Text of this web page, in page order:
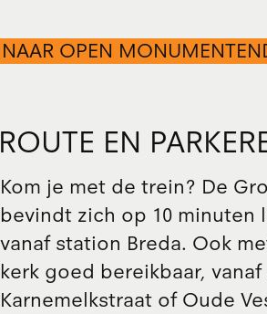
NAAR OPEN
EN
Kom je met de trein? De
bevindt zich op 10 minuten
vanaf station Breda. Ook
kerk goed bereikbaar,
Karnemelkstraat of Oude